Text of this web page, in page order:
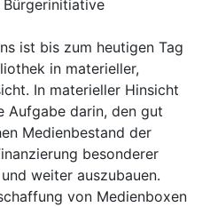
ist bis zum heutigen Tag
in materieller,
In materieller Hinsicht
Aufgabe darin, den gut
Medienbestand der
besonderer
weiter auszubauen.
von Medienboxen